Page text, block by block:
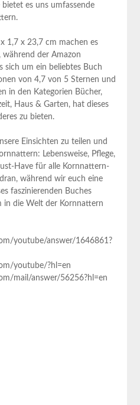
es uns umfassende
1,7 x 23,7 cm machen es
während der Amazon
sich um ein beliebtes Buch
von 4,7 von 5 Sternen und
in den Kategorien Bücher,
Haus & Garten, hat dieses
zu bieten.
Einsichten zu teilen und
Lebensweise, Pflege,
Have für alle Kornnattern-
während wir euch eine
faszinierenden Buches
in die Welt der Kornnattern
youtube/answer/1646861?
youtube/?hl=en
mail/answer/56256?hl=en